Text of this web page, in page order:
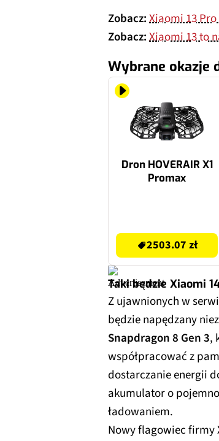
Zobacz:Xiaomi 13
Zobacz:Xiaomi 13 to
Wybrane okazje
Dron HOVERAIR X1
Promax
2503.07 zł
Taki będzie Xiaomi
Z ujawnionych w
będzie napędzany
Snapdragon 8 Gen 3,
współpracować z
dostarczanie energii
akumulator o
ładowaniem.
Nowy flagowiec firmy